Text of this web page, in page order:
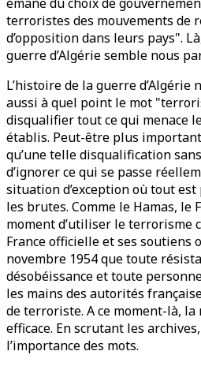
terroristes des mouvements de
d’opposition dans leurs pays".
guerre d’Algérie semble nous
L’histoire de la guerre d’Algérie
aussi à quel point le mot
disqualifier tout ce qui menace
établis. Peut-être plus important
qu’une telle disqualification
d’ignorer ce qui se passe
situation d’exception où tout
les brutes. Comme le Hamas, le
moment d’utiliser le terrorisme
France officielle et ses soutiens
novembre 1954 que toute
désobéissance et toute
les mains des autorités
de terroriste. A ce moment-là, la
efficace. En scrutant les
l’importance des mots.